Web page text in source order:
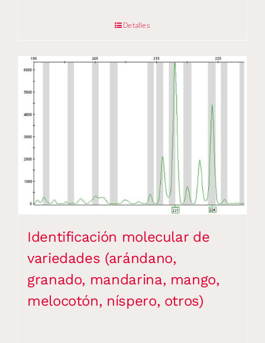
Detalles
Identificación molecular de
variedades (arándano,
granado, mandarina, mango,
melocotón, níspero, otros)